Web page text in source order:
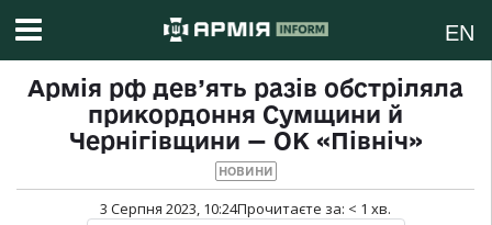
EN
Армія рф дев’ять разів обстріляла
прикордоння Сумщини й
Чернігівщини — ОК «Північ»
НОВИНИ
3 Серпня 2023, 10:24Прочитаєте за: < 1 хв.